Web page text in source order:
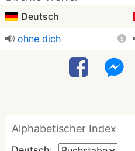
Deutsch
ohne dich
Alphabetischer Index